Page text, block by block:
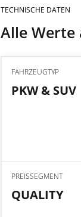
TECHNISCHE DATEN
Alle Werte
FAHRZEUGTYP
PKW & SUV
PREISSEGMENT
QUALITY